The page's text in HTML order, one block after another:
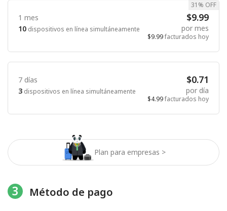
Plan para empresas >
1 mes
10 dispositivos en línea simultáneamente
$9.99
por mes
$9.99facturados hoy
31% OFF
7 días
3 dispositivos en línea simultáneamente
$0.71
por día
$4.99facturados hoy
3 Método de pago